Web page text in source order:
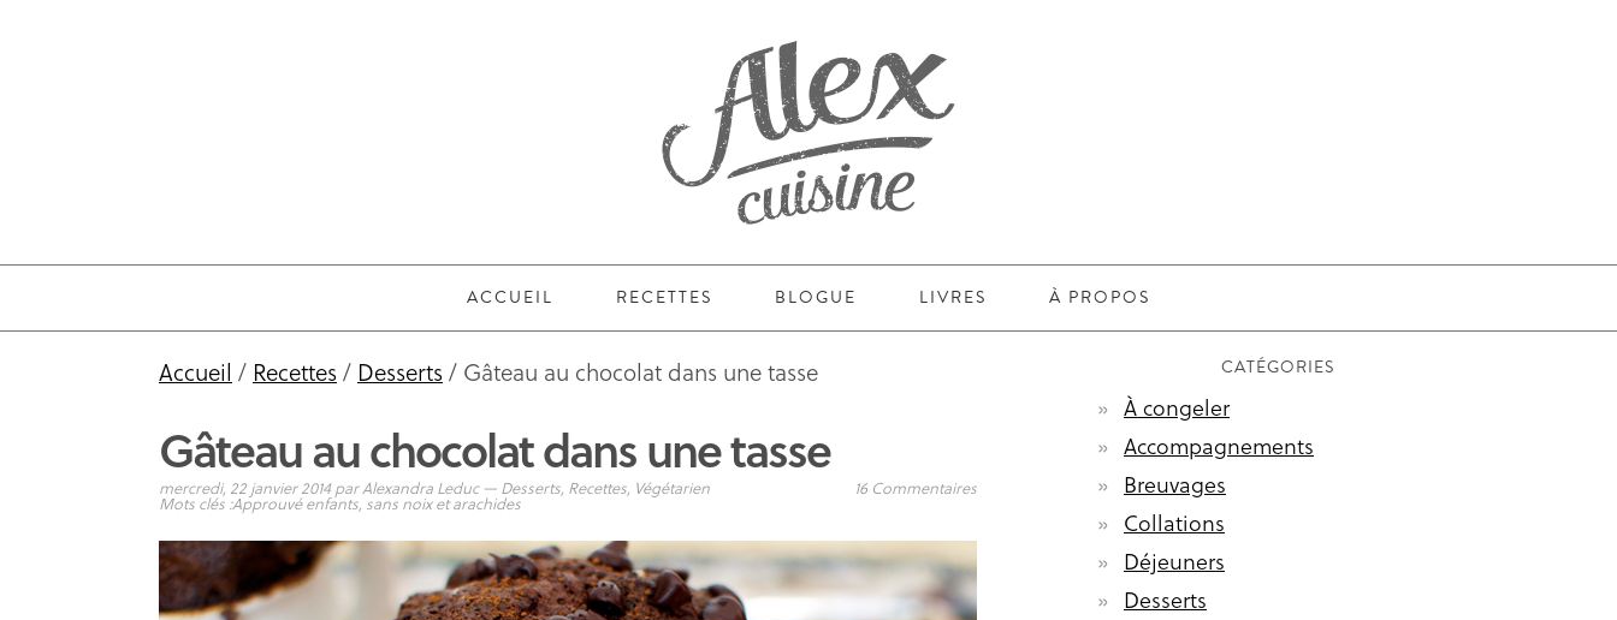
ACCUEIL RECETTES BLOGUE LIVRES À PROPOS
Accueil / Recettes/ Desserts/ Gâteau au chocolat dans une tasse
Gâteau au chocolat dans une tasse
mercredi, 22 janvier 2014 parAlexandra Leduc — Desserts, Recettes, Végétarien
Mots clés :Approuvé enfants, sans noix et arachides
16 Commentaires
CATÉGORIES
À congeler
Accompagnements
Breuvages
Collations
Déjeuners
Desserts